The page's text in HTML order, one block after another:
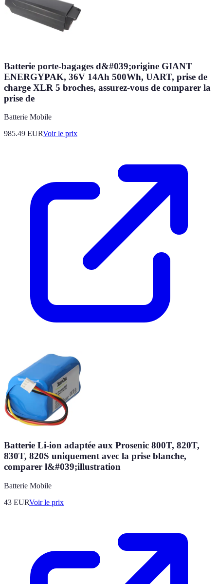
Batterie porte-bagages d&#039;origine GIANT
ENERGYPAK, 36V 14Ah 500Wh, UART, prise de
charge XLR 5 broches, assurez-vous de comparer la
prise de
Batterie Mobile
985.49 EURVoir le prix
Batterie Li-ion adaptée aux Prosenic 800T, 820T,
830T, 820S uniquement avec la prise blanche,
comparer l&#039;illustration
Batterie Mobile
43 EURVoir le prix